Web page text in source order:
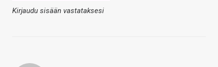
Kirjaudu sisään vastataksesi